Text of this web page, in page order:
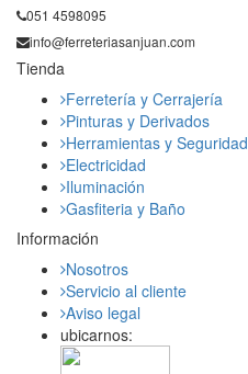
051 4598095
info@ferreteriasanjuan.com
Tienda
Ferretería y Cerrajería
Pinturas y Derivados
Herramientas y Seguridad
Electricidad
Iluminación
Gasfiteria y Baño
Información
Nosotros
Servicio al cliente
Aviso legal
ubicarnos: